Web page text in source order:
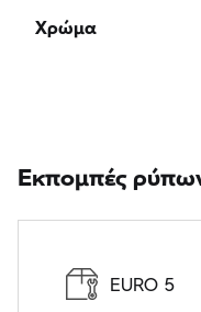
Χρώμα
Εκπομπές
EURO 5